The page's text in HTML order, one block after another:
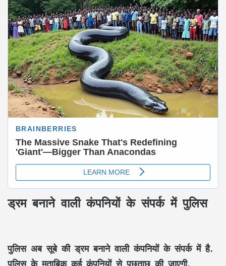
ड्रम बनाने वाली कंपनियों के संपर्क में पुलिस
पुलिस अब सूबे की ड्रम बनाने वाली कंपनियों के संपर्क में है.